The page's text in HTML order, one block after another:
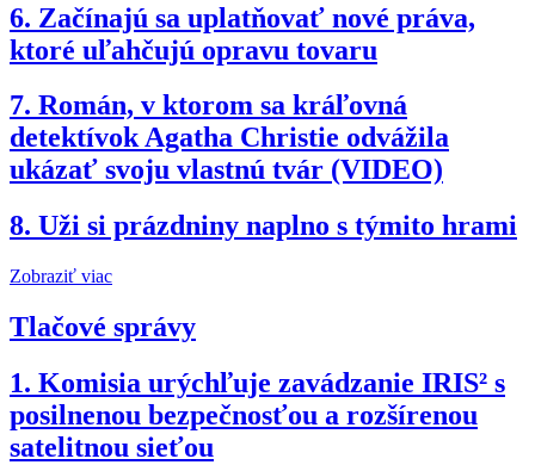
6. Začínajú sa uplatňovať nové práva,
ktoré uľahčujú opravu tovaru
7. Román, v ktorom sa kráľovná
detektívok Agatha Christie odvážila
ukázať svoju vlastnú tvár (VIDEO)
8. Uži si prázdniny naplno s týmito hrami
Zobraziť viac
Tlačové správy
1. Komisia urýchľuje zavádzanie IRIS² s
posilnenou bezpečnosťou a rozšírenou
satelitnou sieťou